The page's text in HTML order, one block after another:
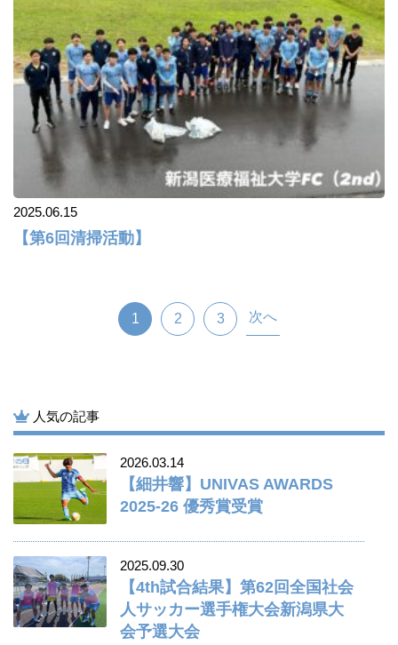
2025.06.15
【第6回清掃活動】
1 2 3 次へ
人気の記事
2026.03.14
【細井響】UNIVAS AWARDS
2025-26 優秀賞受賞
2025.09.30
【4th試合結果】第62回全国社会
人サッカー選手権大会新潟県大
会予選大会